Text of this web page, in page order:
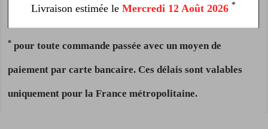
Livraison estimée le Mercredi 12 Août 2026 *
* pour toute commande passée avec un moyen de
paiement par carte bancaire. Ces délais sont valables
uniquement pour la France métropolitaine.